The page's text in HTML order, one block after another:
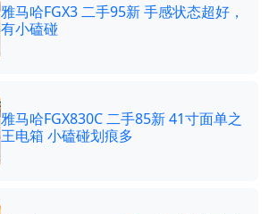
雅马哈FGX3 二手95新 手感状态超好，
有小磕碰
雅马哈FGX830C 二手85新 41寸面单之
王电箱 小磕碰划痕多